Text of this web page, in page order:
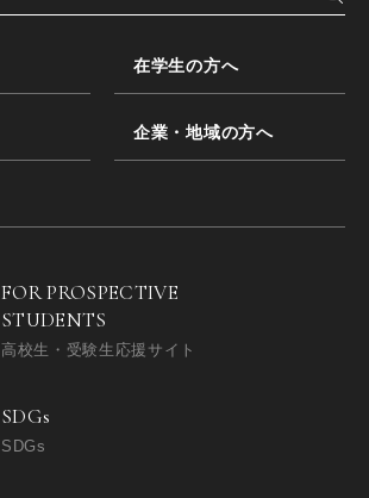
在学生の方へ
企業・地域の方へ
FOR PROSPECTIVE
STUDENTS
高校生・受験生応援サイト
SDGs
SDGs